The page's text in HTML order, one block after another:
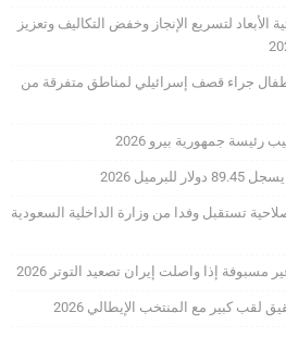
الأبعاد لتسريع الإنجاز وخفض التكاليف وتعزيز
أطفال جراء قصف إسرائيلي لمناطق متفرقة من
جمهورية بيرو 2026
2026
تستقبل وفدا من وزارة الداخلية السعودية
إذا واصلت إيران تصعيد التوتر 2026
كبير مع المنتخب الإيطالي 2026